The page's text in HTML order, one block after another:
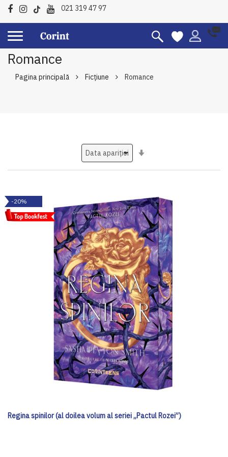
021 319 47 97
Romance
Pagina principală Ficțiune Romance
-20%
Regina spinilor (al doilea volum al seriei „Pactul Rozei”)